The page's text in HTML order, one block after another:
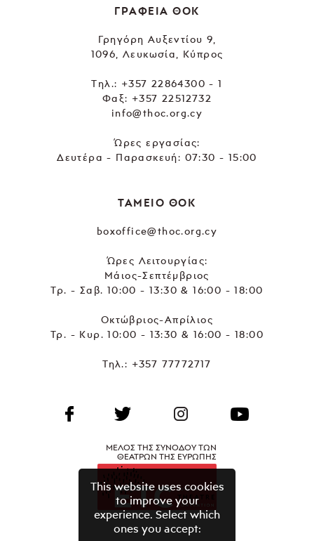
ΓΡΑΦΕΙΑ ΘΟΚ
Γρηγόρη Αυξεντίου 9,
1096, Λευκωσία, Κύπρος
Tηλ.: +357 22864300 - 1
Φαξ: +357 22512732
info@thoc.org.cy
Ώρες εργασίας:
Δευτέρα - Παρασκευή: 07:30 - 15:00
ΤΑΜΕΙΟ ΘΟΚ
boxoffice@thoc.org.cy
Ώρες Λειτουργίας:
Μάιος-Σεπτέμβριος
Τρ. - Σαβ. 10:00 - 13:30 & 16:00 - 18:00
Οκτώβριος-Απρίλιος
Τρ. - Κυρ. 10:00 - 13:30 & 16:00 - 18:00
Τηλ.: +357 77772717
ΜΕΛΟΣ ΤΗΣ ΣΥΝΟΔΟΥ ΤΩΝ
ΘΕΑΤΡΩΝ ΤΗΣ ΕΥΡΩΠΗΣ
This website uses cookies
to improve your
experience. Select which
ones you accept: